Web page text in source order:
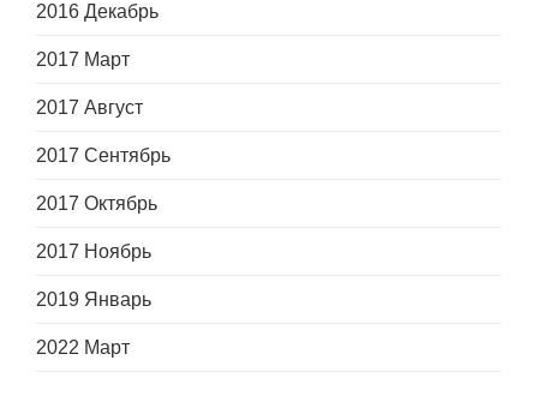
2016 Декабрь
2017 Март
2017 Август
2017 Сентябрь
2017 Октябрь
2017 Ноябрь
2019 Январь
2022 Март